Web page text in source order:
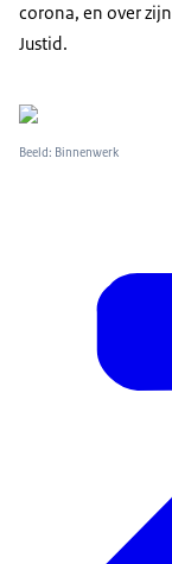
corona, en over
Justid.
Beeld: Binnenwerk